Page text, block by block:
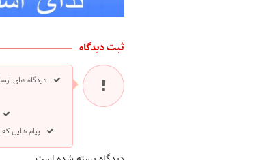
ثبت دیدگاه
دیدگاه های
پیام هایی